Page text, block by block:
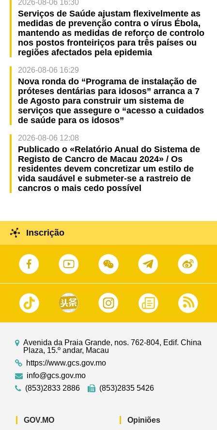
2026-08-06 16:30
Serviços de Saúde ajustam flexivelmente as
medidas de prevenção contra o vírus Ébola,
mantendo as medidas de reforço de controlo
nos postos fronteiriços para três países ou
regiões afectados pela epidemia
2026-08-06 16:29
Nova ronda do “Programa de instalação de
próteses dentárias para idosos” arranca a 7
de Agosto para construir um sistema de
serviços que assegure o “acesso a cuidados
de saúde para os idosos”
2026-08-06 12:08
Publicado o «Relatório Anual do Sistema de
Registo de Cancro de Macau 2024» / Os
residentes devem concretizar um estilo de
vida saudável e submeter-se a rastreio de
cancros o mais cedo possível
Inscrição
Avenida da Praia Grande, nos. 762-804, Edif. China
Plaza, 15.º andar, Macau
https://www.gcs.gov.mo
info@gcs.gov.mo
(853)2833 2886
(853)2835 5426
GOV.MO Opiniões